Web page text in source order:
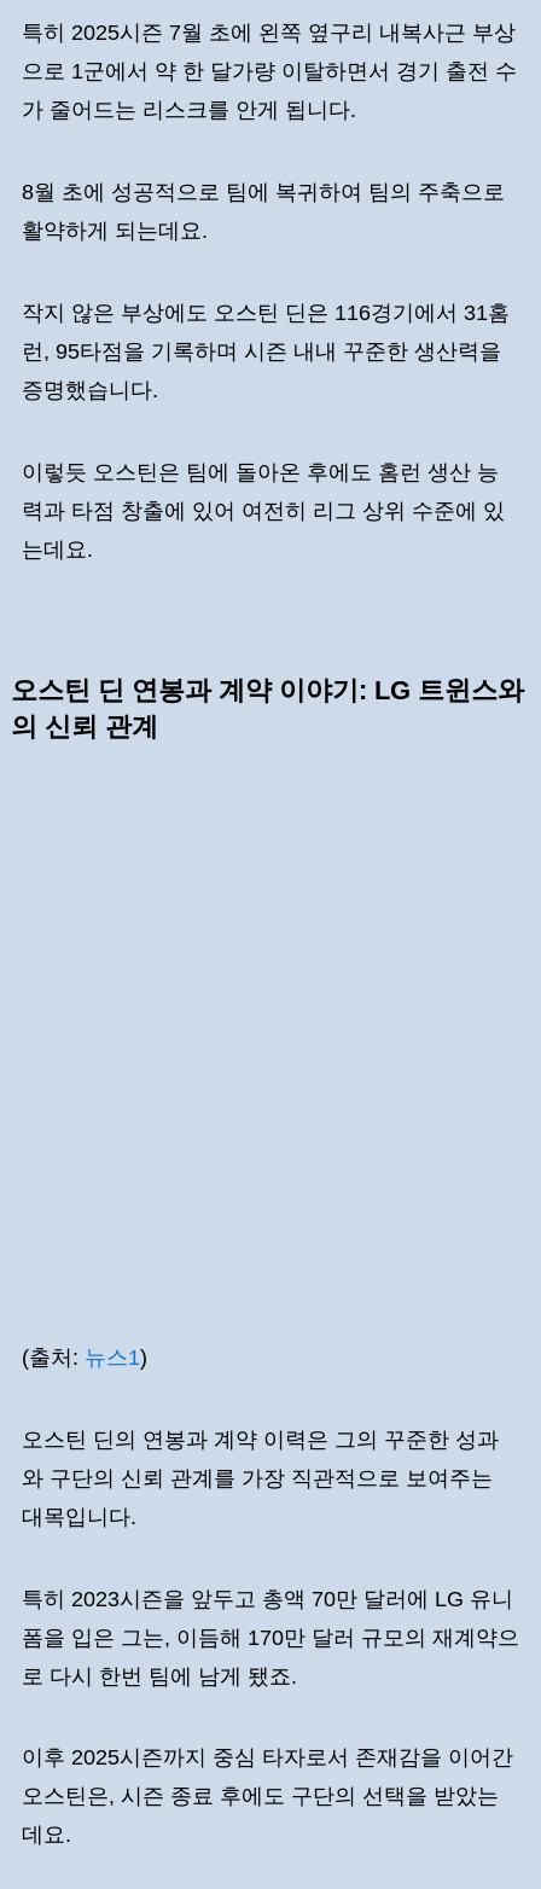
특히 2025시즌 7월 초에 왼쪽 옆구리 내복사근 부상
으로 1군에서 약 한 달가량 이탈하면서 경기 출전 수
가 줄어드는 리스크를 안게 됩니다.
8월 초에 성공적으로 팀에 복귀하여 팀의 주축으로
활약하게 되는데요.
작지 않은 부상에도 오스틴 딘은 116경기에서 31홈
런, 95타점을 기록하며 시즌 내내 꾸준한 생산력을
증명했습니다.
이렇듯 오스틴은 팀에 돌아온 후에도 홈런 생산 능
력과 타점 창출에 있어 여전히 리그 상위 수준에 있
는데요.
오스틴 딘 연봉과 계약 이야기: LG 트윈스와
의 신뢰 관계
(출처: 뉴스1)
오스틴 딘의 연봉과 계약 이력은 그의 꾸준한 성과
와 구단의 신뢰 관계를 가장 직관적으로 보여주는
대목입니다.
특히 2023시즌을 앞두고 총액 70만 달러에 LG 유니
폼을 입은 그는, 이듬해 170만 달러 규모의 재계약으
로 다시 한번 팀에 남게 됐죠.
이후 2025시즌까지 중심 타자로서 존재감을 이어간
오스틴은, 시즌 종료 후에도 구단의 선택을 받았는
데요.